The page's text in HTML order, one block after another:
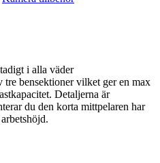
i alla väder
bensektioner vilket ger en max
Detaljerna är
du den korta mittpelaren har